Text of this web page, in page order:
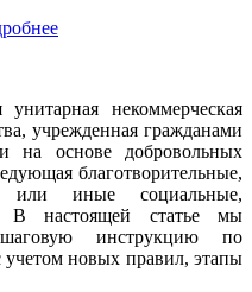
некоммерческая
учрежденная гражданами
на основе добровольных
благотворительные,
или иные социальные,
В настоящей статье мы
инструкцию по
новых правил, этапы